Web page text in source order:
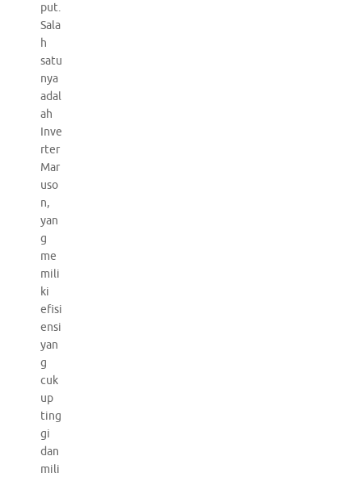
put.
Sala
h
satu
nya
adal
ah
Inve
rter
Mar
uso
n,
yan
g
me
mili
ki
efisi
ensi
yan
g
cuk
up
ting
gi
dan
mili